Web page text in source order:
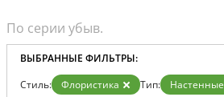
ВЫБРАННЫЕ ФИЛЬТРЫ:
Стиль: Флористика Тип:
Настенные